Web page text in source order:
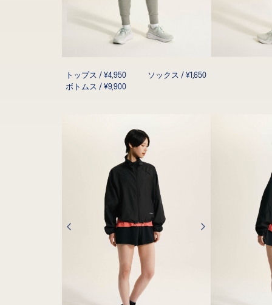
トップス / ¥4,950
ボトムス / ¥9,900
ソックス / ¥1,650